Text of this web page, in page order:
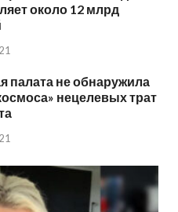
около 12 млрд
палата не обнаружила
нецелевых трат